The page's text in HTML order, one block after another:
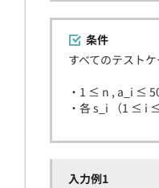
条件
すべてのテスト
・1 ≤ n , a_i ≤
・各 s_i （1 ≤ i
入力例1